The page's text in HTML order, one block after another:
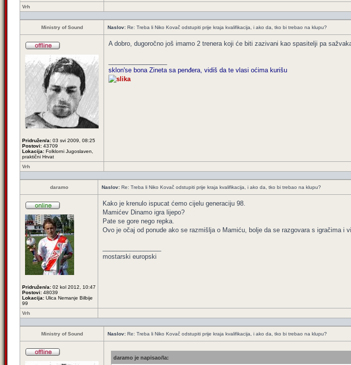
Vrh
Ministry of Sound Naslov: Re: Treba li Niko Kovač odstupiti prije kraja kvalifikacija, i ako da, tko bi trebao na klupu?
Pridružen/a: 03 svi 2009, 08:25
Postovi: 43709
Lokacija: Folklorni Jugoslaven,
praktični Hrvat
A dobro, dugoročno još imamo 2 trenera koji će biti zazivani kao spasitelji pa
sklon'se bona Zineta sa penđera, vidiš da te vlasi oćima kurišu
Vrh
daramo Naslov: Re: Treba li Niko Kovač odstupiti prije kraja kvalifikacija, i ako da, tko bi trebao na klupu?
Pridružen/a: 02 kol 2012, 10:47
Postovi: 48039
Lokacija: Ulica Nemanje Bilbije
99
Kako je krenulo ispucat ćemo cijelu generaciju 98.
Mamićev Dinamo igra lijepo?
Pate se gore nego repka.
Ovo je očaj od ponude ako se razmišlja o Mamiću, bolje da se razgovara s igračima
mostarski europski
Vrh
Ministry of Sound Naslov: Re: Treba li Niko Kovač odstupiti prije kraja kvalifikacija, i ako da, tko bi trebao na klupu?
daramo je napisao/la: